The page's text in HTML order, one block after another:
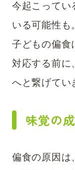
今起こってい
いる可能性も
子どもの偏食
対応する前に
へと繋げてい
味覚の
偏食の原因は